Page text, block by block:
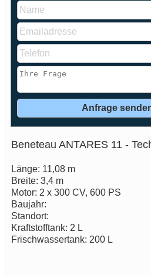
Beneteau ANTARES 11 -
Länge: 11,08 m
Breite: 3,4 m
Motor: 2 x 300 CV, 600 PS
Baujahr:
Standort:
Kraftstofftank: 2 L
Frischwassertank: 200 L